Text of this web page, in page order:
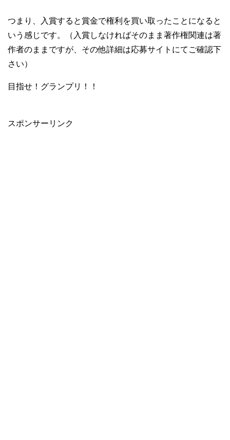
つまり、入賞すると賞金で権利を買い取ったことになると
いう感じです。（入賞しなければそのまま著作権関連は著
作者のままですが、その他詳細は応募サイトにてご確認下
さい）
目指せ！グランプリ！！
スポンサーリンク